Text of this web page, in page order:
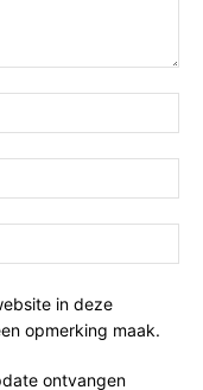
in deze
opmerking maak.
ontvangen